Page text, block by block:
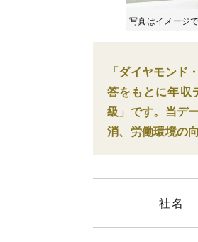
写真はイメージ
「ダイヤモン
答をもとに年収
級」です。当デ
消、労働環境の
社名